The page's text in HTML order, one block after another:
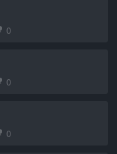
0
0
0